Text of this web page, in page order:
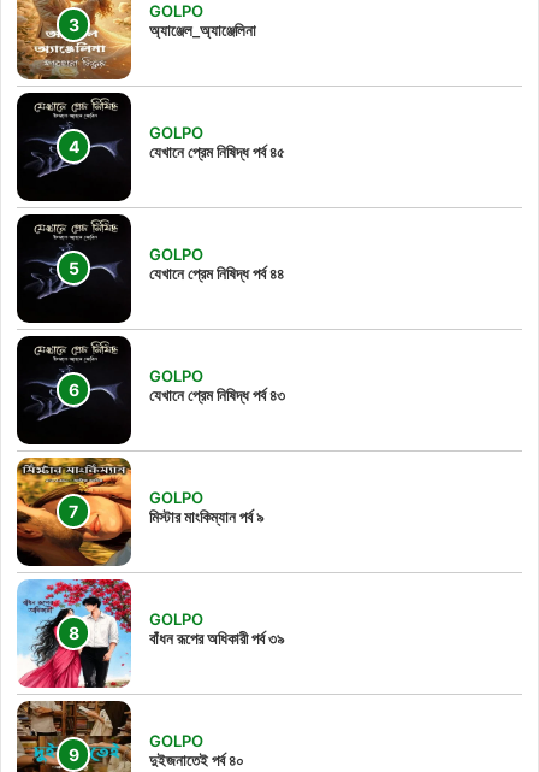
GOLPO
অ্যাঞ্জেল_অ্যাঞ্জেলিনা
GOLPO
যেখানে প্রেম নিষিদ্ধ পর্ব ৪৫
GOLPO
যেখানে প্রেম নিষিদ্ধ পর্ব ৪৪
GOLPO
যেখানে প্রেম নিষিদ্ধ পর্ব ৪৩
GOLPO
মিস্টার মাংকিম্যান পর্ব ৯
GOLPO
বাঁধন রূপের অধিকারী পর্ব ৩৯
GOLPO
দুইজনাতেই পর্ব ৪০